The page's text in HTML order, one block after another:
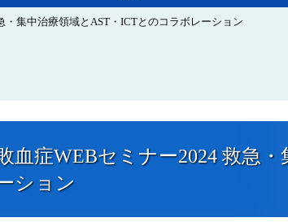
・集中治療領域とAST・ICTとのコラボレーション
血症WEBセミナー2024 救急
ション